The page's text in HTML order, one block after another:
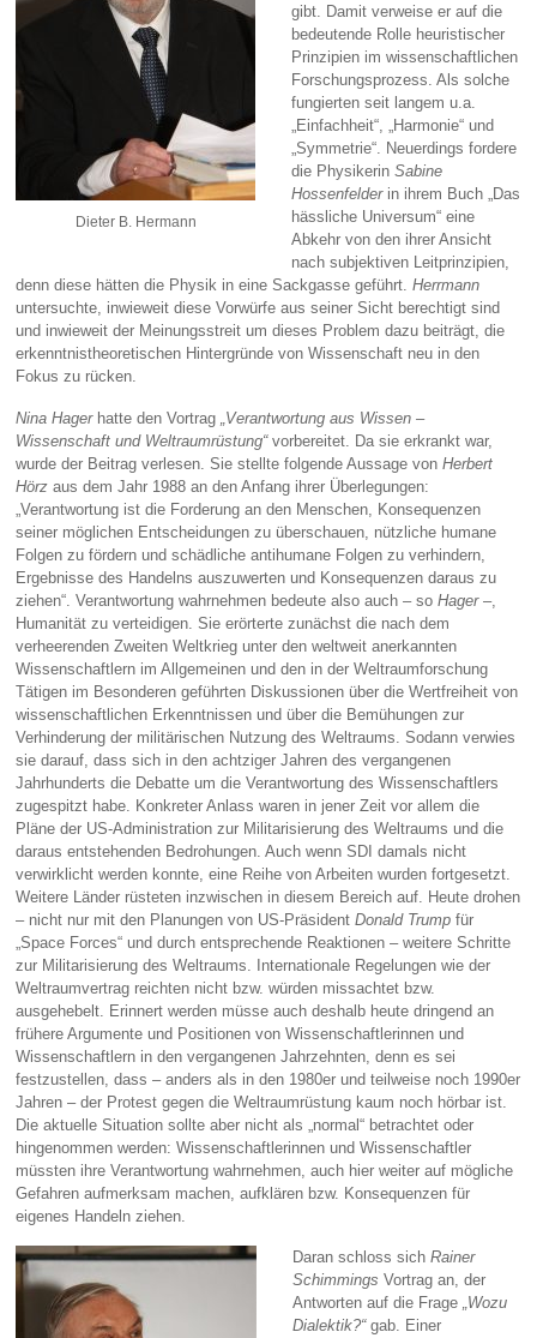
Dieter B. Hermann
gibt. Damit verweise er auf die
bedeutende Rolle heuristischer
Prinzipien im wissenschaftlichen
Forschungsprozess. Als solche
fungierten seit langem u.a.
„Einfachheit“, „Harmonie“ und
„Symmetrie“. Neuerdings fordere
die PhysikerinSabine
Hossenfelderin ihrem Buch „Das
hässliche Universum“ eine
Abkehr von den ihrer Ansicht
nach subjektiven Leitprinzipien,
denn diese hätten die Physik in eine Sackgasse geführt.Herrmann
untersuchte, inwieweit diese Vorwürfe aus seiner Sicht berechtigt sind
und inwieweit der Meinungsstreit um dieses Problem dazu beiträgt, die
erkenntnistheoretischen Hintergründe von Wissenschaft neu in den
Fokus zu rücken.
Nina Hagerhatte den Vortrag „Verantwortung aus Wissen –
Wissenschaft und Weltraumrüstung“vorbereitet. Da sie erkrankt war,
wurde der Beitrag verlesen. Sie stellte folgende Aussage vonHerbert
Hörz aus dem Jahr 1988 an den Anfang ihrer Überlegungen:
„Verantwortung ist die Forderung an den Menschen, Konsequenzen
seiner möglichen Entscheidungen zu überschauen, nützliche humane
Folgen zu fördern und schädliche antihumane Folgen zu verhindern,
Ergebnisse des Handelns auszuwerten und Konsequenzen daraus zu
ziehen“. Verantwortung wahrnehmen bedeute also auch – soHager–,
Humanität zu verteidigen. Sie erörterte zunächst die nach dem
verheerenden Zweiten Weltkrieg unter den weltweit anerkannten
Wissenschaftlern im Allgemeinen und den in der Weltraumforschung
Tätigen im Besonderen geführten Diskussionen über die Wertfreiheit von
wissenschaftlichen Erkenntnissen und über die Bemühungen zur
Verhinderung der militärischen Nutzung des Weltraums. Sodann verwies
sie darauf, dass sich in den achtziger Jahren des vergangenen
Jahrhunderts die Debatte um die Verantwortung des Wissenschaftlers
zugespitzt habe. Konkreter Anlass waren in jener Zeit vor allem die
Pläne der US-Administration zur Militarisierung des Weltraums und die
daraus entstehenden Bedrohungen. Auch wenn SDI damals nicht
verwirklicht werden konnte, eine Reihe von Arbeiten wurden fortgesetzt.
Weitere Länder rüsteten inzwischen in diesem Bereich auf. Heute drohen
– nicht nur mit den Planungen von US-PräsidentDonald Trump für
„Space Forces“ und durch entsprechende Reaktionen – weitere Schritte
zur Militarisierung des Weltraums. Internationale Regelungen wie der
Weltraumvertrag reichten nicht bzw. würden missachtet bzw.
ausgehebelt. Erinnert werden müsse auch deshalb heute dringend an
frühere Argumente und Positionen von Wissenschaftlerinnen und
Wissenschaftlern in den vergangenen Jahrzehnten, denn es sei
festzustellen, dass – anders als in den 1980er und teilweise noch 1990er
Jahren – der Protest gegen die Weltraumrüstung kaum noch hörbar ist.
Die aktuelle Situation sollte aber nicht als „normal“ betrachtet oder
hingenommen werden: Wissenschaftlerinnen und Wissenschaftler
müssten ihre Verantwortung wahrnehmen, auch hier weiter auf mögliche
Gefahren aufmerksam machen, aufklären bzw. Konsequenzen für
eigenes Handeln ziehen.
Daran schloss sichRainer
Schimmings Vortrag an, der
Antworten auf die Frage„Wozu
Dialektik?“gab. Einer